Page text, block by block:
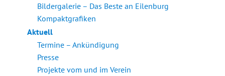
Bildergalerie – Das Beste an Eilenburg
Kompaktgrafiken
Aktuell
Termine – Ankündigung
Presse
Projekte vom und im Verein